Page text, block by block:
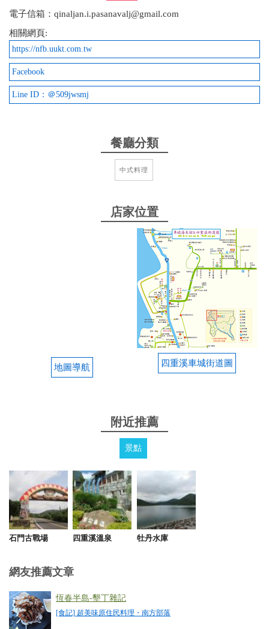
木板），我找不到當年我跟老婆的畫作了，好可惜。
跟車友來吃合菜、還不錯、環境很美
2025-08-02 02:14:59
from google
車位大概可以停10幾輛 現場的桌數大概也10幾桌 還
算滿大的 兩個人點了4道菜 吃的滿飽的 雨來菇炒蛋
250$ 醬汁是醬油 鹹鹹的很下飯 吃起來很像海帶 炒野
蓮220$ 很大一份 很好吃 石板烤肉380$ 看評論有人不
推 但吃起來還可以 只是覺得偏溫 沒有剛烤好的感覺
烤魚450$ 事先訂位時有訂魚 可是到現場也是現烤 沒
有事先幫忙烤 所以其他到都吃完了 魚都還沒來 魚肉
2025-02-28 12:28:22
去完牡丹水庫之後可以一嚐美食的地方
2025-02-19 17:36:57
休但昨天經過電話聯繫溝通後,捨棄休息破例來迎接從
美國回來的家人讓我們非常感動,值得推薦！
電子信箱：qinaljan.i.pasanavalj@gmail.com
相關網頁:
https://nfb.uukt.com.tw
Facebook
Line ID：＠509jwsmj
餐廳分類
中式料理
店家位置
地圖導航 四重溪車城街道圖
附近推薦
景點
石門古戰場 四重溪溫泉 牡丹水庫
網友推薦文章
恆春半島-墾丁雜記
[食記] 超美味原住民料理・南方部落